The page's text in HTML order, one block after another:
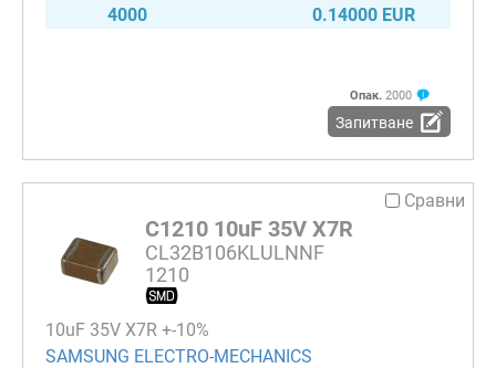
4000
0.14000 EUR
Опак. 2000
Запитване
Сравни
C1210 10uF 35V X7R
CL32B106KLULNNF
1210
10uF 35V X7R +-10%
SAMSUNG ELECTRO-MECHANICS